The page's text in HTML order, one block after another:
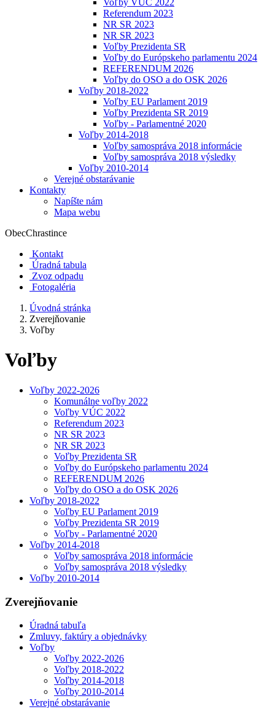
Voľby VÚC 2022
Referendum 2023
NR SR 2023
NR SR 2023
Voľby Prezidenta SR
Voľby do Európskeho parlamentu 2024
REFERENDUM 2026
Voľby do OSO a do OSK 2026
Voľby 2018-2022
Voľby EU Parlament 2019
Voľby Prezidenta SR 2019
Voľby - Parlamentné 2020
Voľby 2014-2018
Voľby samospráva 2018 informácie
Voľby samospráva 2018 výsledky
Voľby 2010-2014
Verejné obstarávanie
Kontakty
Napíšte nám
Mapa webu
ObecChrastince
Kontakt
Úradná tabula
Zvoz odpadu
Fotogaléria
Úvodná stránka
Zverejňovanie
Voľby
Voľby
Voľby 2022-2026
Komunálne voľby 2022
Voľby VÚC 2022
Referendum 2023
NR SR 2023
NR SR 2023
Voľby Prezidenta SR
Voľby do Európskeho parlamentu 2024
REFERENDUM 2026
Voľby do OSO a do OSK 2026
Voľby 2018-2022
Voľby EU Parlament 2019
Voľby Prezidenta SR 2019
Voľby - Parlamentné 2020
Voľby 2014-2018
Voľby samospráva 2018 informácie
Voľby samospráva 2018 výsledky
Voľby 2010-2014
Zverejňovanie
Úradná tabuľa
Zmluvy, faktúry a objednávky
Voľby
Voľby 2022-2026
Voľby 2018-2022
Voľby 2014-2018
Voľby 2010-2014
Verejné obstarávanie